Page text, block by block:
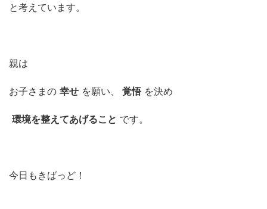
と考えています。
親は
お子さまの 幸せ を願い、 覚悟 を決め
環境を整えてあげること です。
今日もきばっど！